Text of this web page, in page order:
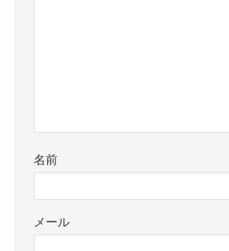
名前
メール